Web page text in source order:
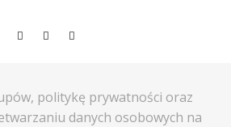
politykę prywatności oraz
danych osobowych na